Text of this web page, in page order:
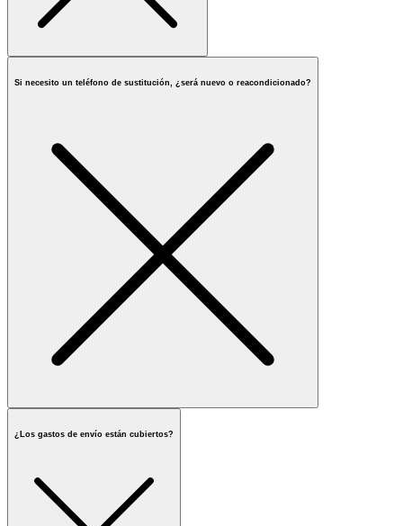
Si necesito un teléfono de sustitución, ¿será nuevo o reacondicionado?
¿Los gastos de envío están cubiertos?